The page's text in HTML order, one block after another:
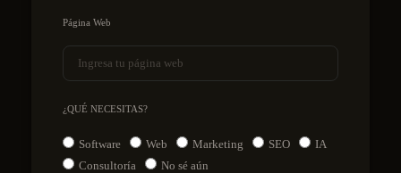
Página Web
¿QUÉ NECESITAS?
Software Web Marketing SEO
IA
Consultoría
No sé aún